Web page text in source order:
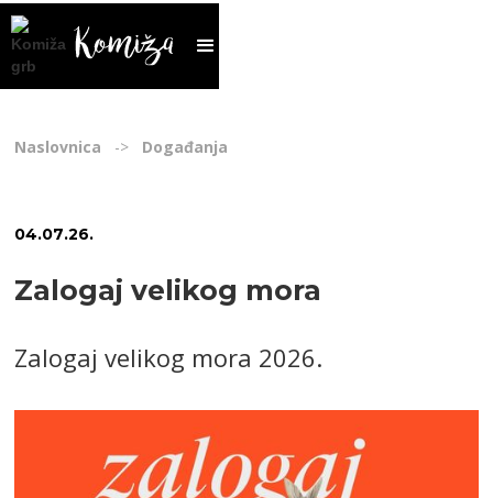
Naslovnica -> Događanja
04.07.26.
Zalogaj velikog mora
Zalogaj velikog mora 2026.